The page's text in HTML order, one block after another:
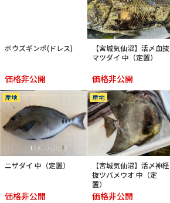
ボウズギンポ(ドレス)
価格非公開
【宮城気仙沼】活〆血抜
マツダイ 中（定置）
価格非公開
産地
ニザダイ 中（定置）
価格非公開
産地
【宮城気仙沼】活〆神経
抜ツバメウオ 中（定
置）
価格非公開